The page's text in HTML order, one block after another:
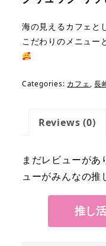
海の見えるカフェ と
こだわりのメニュー
Categories: カフェ,長
Reviews (0)
まだレビューが
ューがみんなの推
推し